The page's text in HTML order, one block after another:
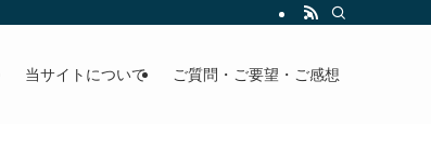
当サイトについて ご質問・ご要望・ご感想